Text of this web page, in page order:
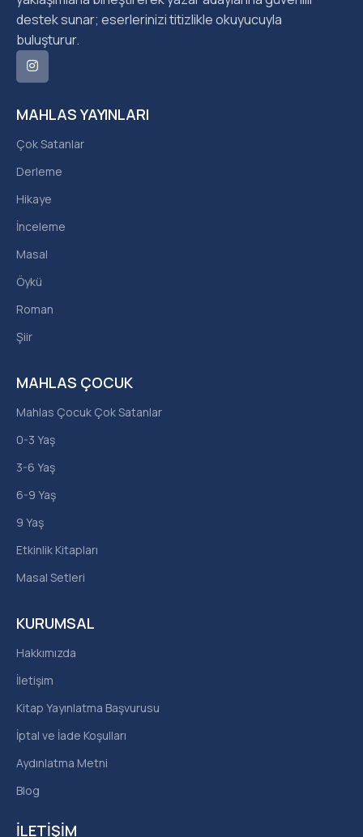
İLETIŞIM
KURUMSAL
Hakkımızda
İletişim
Kitap Yayınlatma Başvurusu
İptal ve İade Koşulları
Aydınlatma Metni
Blog
MAHLAS ÇOCUK
Mahlas Çocuk Çok Satanlar
0-3 Yaş
3-6 Yaş
6-9 Yaş
9 Yaş
Etkinlik Kitapları
Masal Setleri
MAHLAS YAYINLARI
Çok Satanlar
Derleme
Hikaye
İnceleme
Masal
Öykü
Roman
Şiir
destek sunar; eserlerinizi titizlikle okuyucuyla
buluşturur.